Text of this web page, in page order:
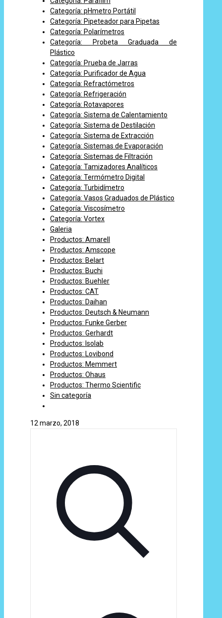
Categoría: pHmetro Portátil
Categoría: Pipeteador para Pipetas
Categoría: Polarímetros
Categoría: Probeta Graduada de
Plástico
Categoría: Prueba de Jarras
Categoría: Purificador de Agua
Categoría: Refractómetros
Categoría: Refrigeración
Categoría: Rotavapores
Categoría: Sistema de Calentamiento
Categoría: Sistema de Destilación
Categoría: Sistema de Extracción
Categoría: Sistemas de Evaporación
Categoría: Sistemas de Filtración
Categoría: Tamizadores Analíticos
Categoría: Termómetro Digital
Categoría: Turbidímetro
Categoría: Vasos Graduados de Plástico
Categoría: Viscosímetro
Categoría: Vortex
Galeria
Productos: Amarell
Productos: Amscope
Productos: Belart
Productos: Buchi
Productos: Buehler
Productos: CAT
Productos: Daihan
Productos: Deutsch & Neumann
Productos: Funke Gerber
Productos: Gerhardt
Productos: Isolab
Productos: Lovibond
Productos: Memmert
Productos: Ohaus
Productos: Thermo Scientific
Sin categoría
12 marzo, 2018